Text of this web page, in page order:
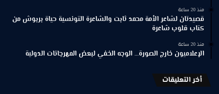
منذ 20 ساعة
قصيدتان لشاعر الأمة محمد ثابت والشاعرة التونسية حياة بربوش من
كتاب قلوب شاعرة
منذ 20 ساعة
الإعلاميون خارج الصورة… الوجه الخفي لبعض المهرجانات الدولية
أخر التعليقات